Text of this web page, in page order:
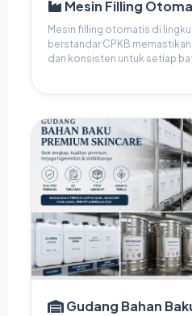
Mesin Filling
Mesin filling otomatis di
berstandar CPKB
dan konsisten untuk setiap
Gudang Bahan